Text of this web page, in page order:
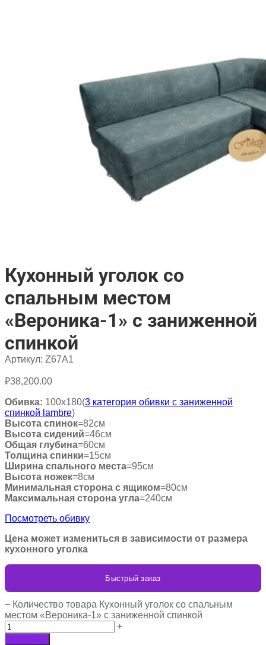
Кухонный уголок со
спальным местом
«Вероника-1» с заниженной
спинкой
Артикул: Z67A1
₽38,200.00
Обивка: 100х180(3 категория обивки с заниженной
спинкой lambre)
Высота спинок=82см
Высота сидений=46см
Общая глубина=60см
Толщина спинки=15см
Ширина спального места=95см
Высота ножек=8см
Минимальная сторона с ящиком=80см
Максимальная сторона угла=240см
Посмотреть обивку
Цена может измениться в зависимости от размера
кухонного уголка
Быстрый заказ
− Количество товара Кухонный уголок со спальным
местом «Вероника-1» с заниженной спинкой
+
В корзину